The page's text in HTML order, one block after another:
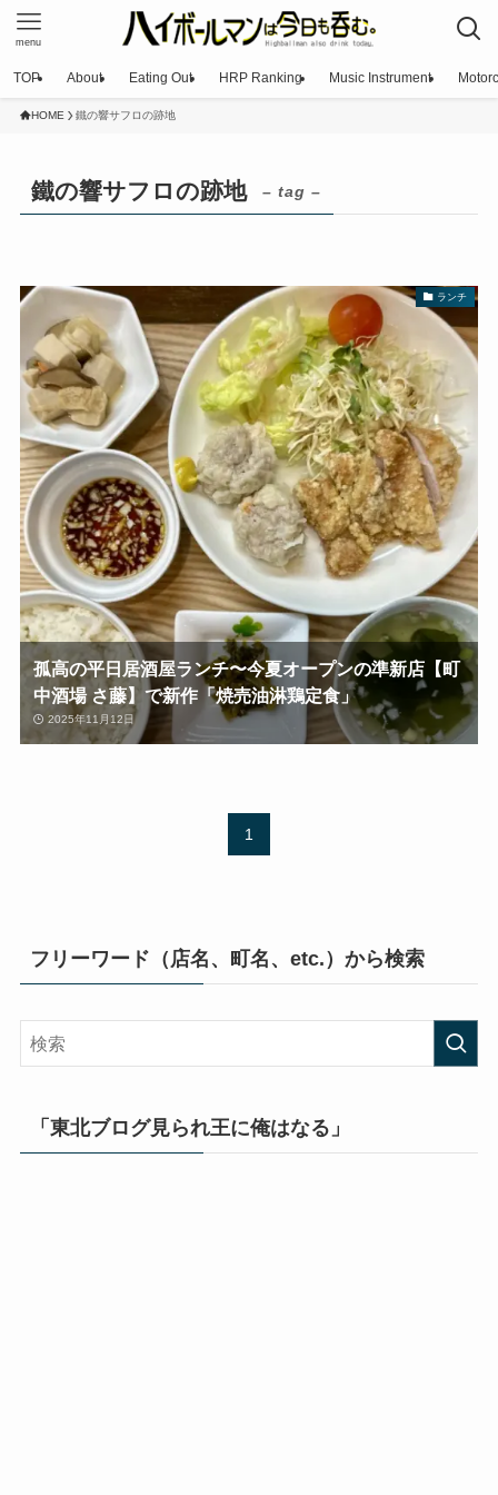
menu
TOP About Eating Out HRP Ranking Music Instrument
HOME 鐵の響サフロの跡地
鐵の響サフロの跡地 – tag –
ランチ
孤高の平日居酒屋ランチ〜今夏オープンの準新店【町
中酒場 さ藤】で新作「焼売油淋鶏定食」
2025年11月12日
1
フリーワード（店名、町名、etc.）から検索
「東北ブログ見られ王に俺はなる」